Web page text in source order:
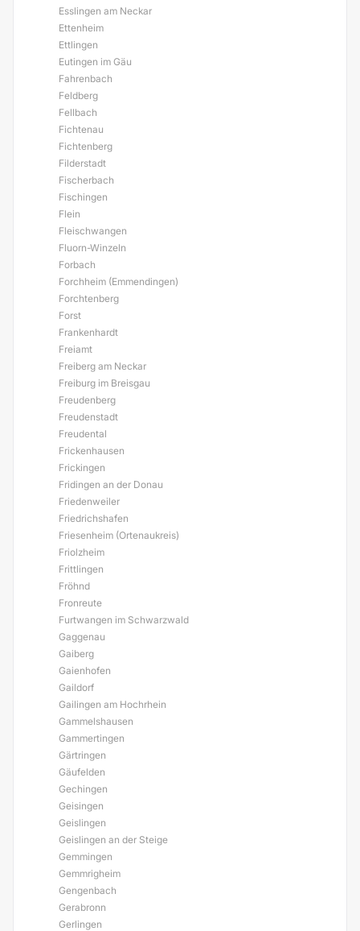
Esslingen am Neckar
Ettenheim
Ettlingen
Eutingen im Gäu
Fahrenbach
Feldberg
Fellbach
Fichtenau
Fichtenberg
Filderstadt
Fischerbach
Fischingen
Flein
Fleischwangen
Fluorn-Winzeln
Forbach
Forchheim (Emmendingen)
Forchtenberg
Forst
Frankenhardt
Freiamt
Freiberg am Neckar
Freiburg im Breisgau
Freudenberg
Freudenstadt
Freudental
Frickenhausen
Frickingen
Fridingen an der Donau
Friedenweiler
Friedrichshafen
Friesenheim (Ortenaukreis)
Friolzheim
Frittlingen
Fröhnd
Fronreute
Furtwangen im Schwarzwald
Gaggenau
Gaiberg
Gaienhofen
Gaildorf
Gailingen am Hochrhein
Gammelshausen
Gammertingen
Gärtringen
Gäufelden
Gechingen
Geisingen
Geislingen
Geislingen an der Steige
Gemmingen
Gemmrigheim
Gengenbach
Gerabronn
Gerlingen